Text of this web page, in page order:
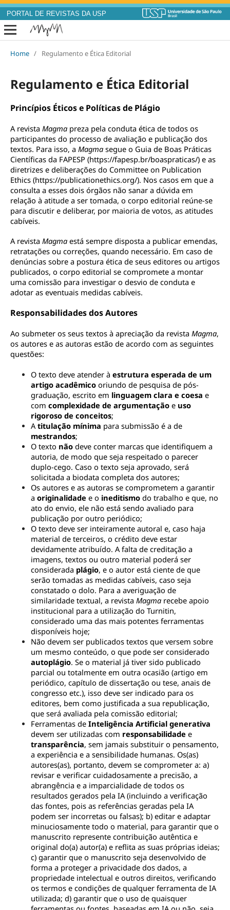
PORTAL DE REVISTAS DA USP
Home / Regulamento e Ética Editorial
Regulamento e Ética Editorial
Princípios Éticos e Políticas de Plágio
A revista Magma preza pela conduta ética de todos os
participantes do processo de avaliação e publicação dos
textos. Para isso, a Magma segue o Guia de Boas Práticas
Científicas da FAPESP (https://fapesp.br/boaspraticas/) e as
diretrizes e deliberações do Committee on Publication
Ethics (https://publicationethics.org/). Nos casos em que a
consulta a esses dois órgãos não sanar a dúvida em
relação à atitude a ser tomada, o corpo editorial reúne-se
para discutir e deliberar, por maioria de votos, as atitudes
cabíveis.
A revista Magma está sempre disposta a publicar emendas,
retratações ou correções, quando necessário. Em caso de
denúncias sobre a postura ética de seus editores ou artigos
publicados, o corpo editorial se compromete a montar
uma comissão para investigar o desvio de conduta e
adotar as eventuais medidas cabíveis.
Responsabilidades dos Autores
Ao submeter os seus textos à apreciação da revista Magma,
os autores e as autoras estão de acordo com as seguintes
questões:
O texto deve atender à estrutura esperada de um
artigo acadêmico oriundo de pesquisa de pós-
graduação, escrito em linguagem clara e coesa e
com complexidade de argumentação e uso
rigoroso de conceitos;
A titulação mínima
para submissão é a de
mestrandos;
O texto não deve conter marcas que identifiquem a
autoria, de modo que seja respeitado o parecer
duplo-cego. Caso o texto seja aprovado, será
solicitada a biodata completa dos autores;
Os autores e as autoras se comprometem a garantir
a originalidade e o ineditismo do trabalho e que, no
ato do envio, ele não está sendo avaliado para
publicação por outro periódico;
O texto deve ser inteiramente autoral e, caso haja
material de terceiros, o crédito deve estar
devidamente atribuído. A falta de creditação a
imagens, textos ou outro material poderá ser
considerada plágio, e o autor está ciente de que
serão tomadas as medidas cabíveis, caso seja
constatado o dolo. Para a averiguação de
similaridade textual, a revista Magma recebe apoio
institucional para a utilização do Turnitin,
considerado uma das mais potentes ferramentas
disponíveis hoje;
Não devem ser publicados textos que versem sobre
autoplágio. Se o material já tiver sido publicado
parcial ou totalmente em outra ocasião (artigo em
periódico, capítulo de dissertação ou tese, anais de
congresso etc.), isso deve ser indicado para os
editores, bem como justificada a sua republicação,
que será avaliada pela comissão editorial;
Ferramentas de Inteligência Artificial generativa
devem ser utilizadas com responsabilidade
e
transparência, sem jamais substituir o pensamento,
a experiência e a sensibilidade humanas. Os(as)
autores(as), portanto, devem se comprometer a: a)
revisar e verificar cuidadosamente a precisão, a
abrangência e a imparcialidade de todos os
resultados gerados pela IA (incluindo a verificação
das fontes, pois as referências geradas pela IA
podem ser incorretas ou falsas); b) editar e adaptar
minuciosamente todo o material, para garantir que o
manuscrito represente contribuição autêntica e
original do(a) autor(a) e reflita as suas próprias ideias;
c) garantir que o manuscrito seja desenvolvido de
forma a proteger a privacidade dos dados, a
propriedade intelectual e outros direitos, verificando
os termos e condições de qualquer ferramenta de IA
utilizada; d) garantir que o uso de quaisquer